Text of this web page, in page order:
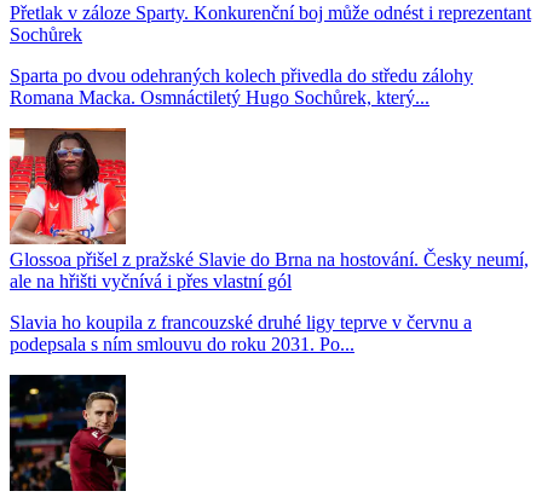
Přetlak v záloze Sparty. Konkurenční boj může odnést i reprezentant
Sochůrek
Sparta po dvou odehraných kolech přivedla do středu zálohy
Romana Macka. Osmnáctiletý Hugo Sochůrek, který...
Glossoa přišel z pražské Slavie do Brna na hostování. Česky neumí,
ale na hřišti vyčnívá i přes vlastní gól
Slavia ho koupila z francouzské druhé ligy teprve v červnu a
podepsala s ním smlouvu do roku 2031. Po...